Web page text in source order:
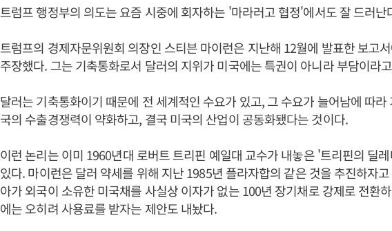
트럼프 행정부의 의도는 요즘 시중에 회자하는 '마라러고 협정'에서도 잘 드러난
트럼프의 경제자문위원회 의장인 스티븐 마이런은 지난해 12월에 발표한 보고
주장했다. 그는 기축통화로서 달러의 지위가 미국에는 특권이 아니라 부담이라
달러는 기축통화이기 때문에 전 세계적인 수요가 있고, 그 수요가 늘어남에 따라
국의 수출경쟁력이 약화하고, 결국 미국의 산업이 공동화됐다는 것이다.
이런 논리는 이미 1960년대 로버트 트리핀 예일대 교수가 내놓은 '트리핀의 딜
있다. 마이런은 달러 약세를 위해 지난 1985년 플라자합의 같은 것을 추진하자
아가 외국이 소유한 미국채를 사실상 이자가 없는 100년 장기채로 강제로 전환
에는 오히려 사용료를 받자는 제안도 내놨다.